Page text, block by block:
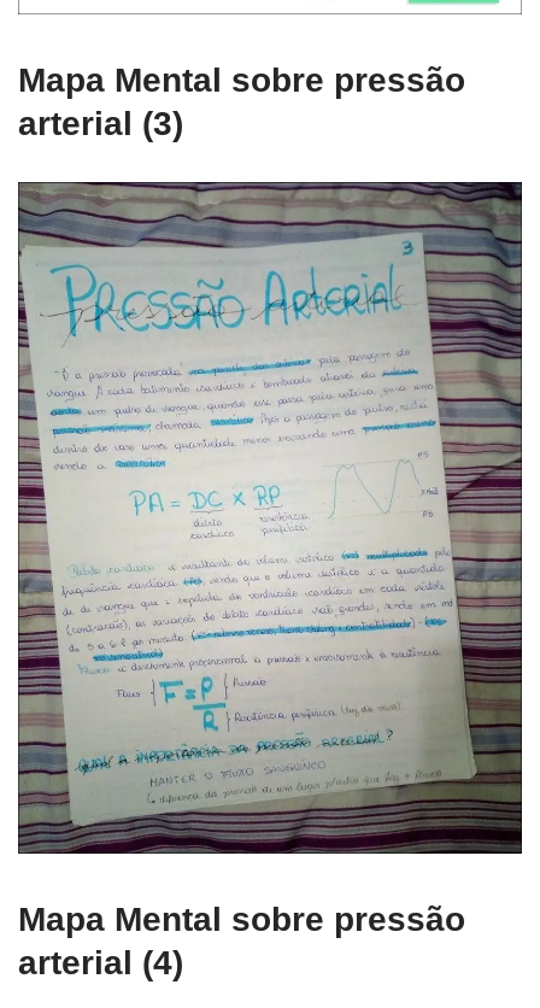
Mapa Mental sobre pressão
arterial (3)
Mapa Mental sobre pressão
arterial (4)